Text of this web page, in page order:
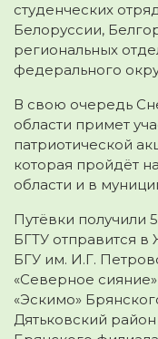
студенческих
Белоруссии,
региональных
федерального
В свою очередь
области примет
патриотической
которая пройдёт
области и в
Путёвки получили
БГТУ отправится в
БГУ им. И.Г.
«Северное
«Эскимо»
Дятьковский